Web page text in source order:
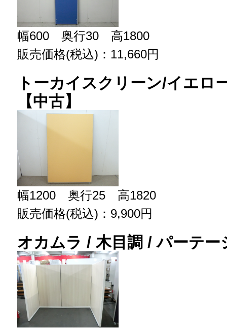
幅600 奥行30 高1800
販売価格(税込)：11,660円
トーカイスクリーン/イエロ
【中古】
幅1200 奥行25 高1820
販売価格(税込)：9,900円
オカムラ / 木目調 / パーテー